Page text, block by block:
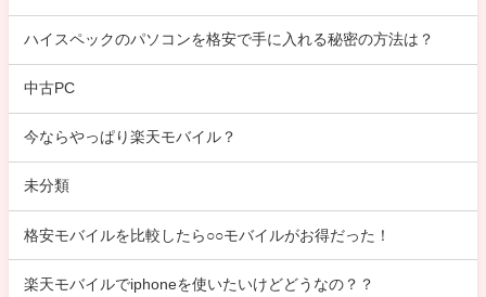
ハイスペックのパソコンを格安で手に入れる秘密の方法は？
中古PC
今ならやっぱり楽天モバイル？
未分類
格安モバイルを比較したら○○モバイルがお得だった！
楽天モバイルでiphoneを使いたいけどどうなの？？